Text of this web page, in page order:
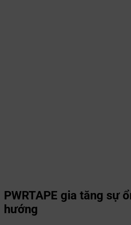
PWRTAPE gia tăng sự
hướng